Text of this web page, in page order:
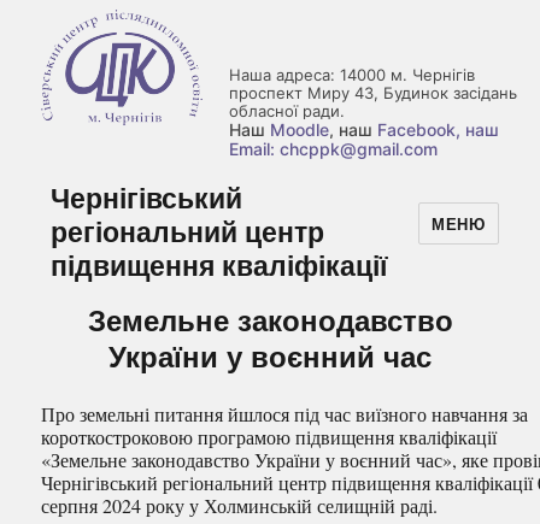
Наша адреса: 14000 м. Чернігів
проспект Миру 43, Будинок засідань
обласної ради.
Наш Moodle, наш Facebook, наш
Email: chcppk@gmail.com
Чернігівський
регіональний центр
підвищення кваліфікації
МЕНЮ
Земельне законодавство
України у воєнний час
Про земельні питання йшлося під час виїзного навчання за
короткостроковою програмою підвищення кваліфікації
«Земельне законодавство України у воєнний час», яке
Чернігівський регіональний центр підвищення кваліфікації
серпня 2024 року у Холминській селищній раді.